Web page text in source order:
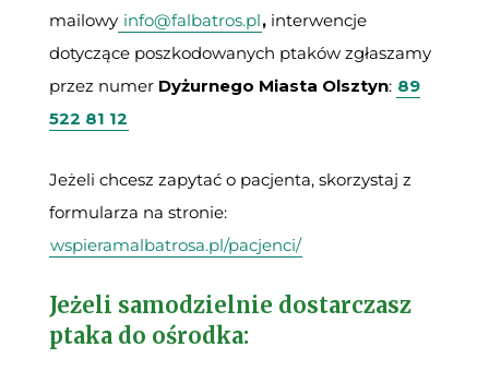
mailowy info@falbatros.pl, interwencje
dotyczące poszkodowanych ptaków zgłaszamy
przez numer Dyżurnego Miasta Olsztyn: 89
522 81 12
Jeżeli chcesz zapytać o pacjenta, skorzystaj z
formularza na stronie:
wspieramalbatrosa.pl/pacjenci/
Jeżeli samodzielnie dostarczasz
ptaka do ośrodka: